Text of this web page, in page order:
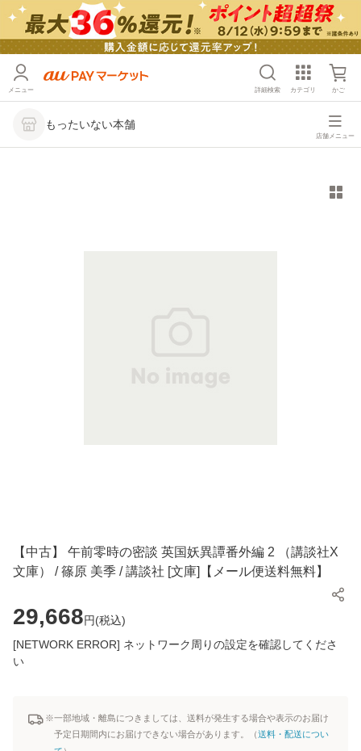
メニュー 詳細検索 カテゴリ かご
もったいない本舗
店舗メニュー
【中古】 午前零時の密談 英国妖異譚番外編 2 （講談社X
文庫） / 篠原 美季 / 講談社 [文庫]【メール便送料無料】
29,668円(税込)
[NETWORK ERROR] ネットワーク周りの設定を確認してくださ
い
※一部地域・離島につきましては、送料が発生する場合や表示のお届け
予定日期間内にお届けできない場合があります。（送料・配送につい